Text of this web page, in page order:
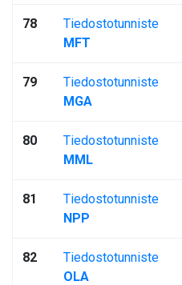
78
Tiedostotunniste
MFT
79
Tiedostotunniste
MGA
80
Tiedostotunniste
MML
81
Tiedostotunniste
NPP
82
Tiedostotunniste
OLA